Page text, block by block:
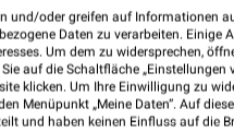
und/oder greifen auf Informationen
Daten zu verarbeiten.
Um dem zu widersprechen,
auf die Schaltfläche
klicken. Um Ihre Einwilligung zu
Menüpunkt „Meine Daten“. Auf
und haben keinen Einfluss auf die